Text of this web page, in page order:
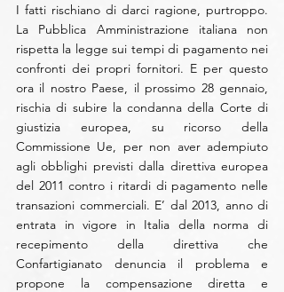
I fatti rischiano di darci ragione, purtroppo.
La Pubblica Amministrazione italiana non
rispetta la legge sui tempi di pagamento nei
confronti dei propri fornitori. E per questo
ora il nostro Paese, il prossimo 28 gennaio,
rischia di subire la condanna della Corte di
giustizia europea, su ricorso della
Commissione Ue, per non aver adempiuto
agli obblighi previsti dalla direttiva europea
del 2011 contro i ritardi di pagamento nelle
transazioni commerciali. E’ dal 2013, anno di
entrata in vigore in Italia della norma di
recepimento della direttiva che
Confartigianato denuncia il problema e
propone la compensazione diretta e